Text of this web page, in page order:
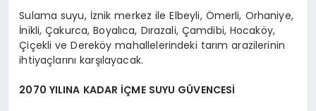
Sulama suyu, İznik merkez ile Elbeyli, Ömerli, Orhaniye,
İnikli, Çakurca, Boyalıca, Dırazali, Çamdibi, Hocaköy,
Çiçekli ve Dereköy mahallelerindeki tarım arazilerinin
ihtiyaçlarını karşılayacak.
2070 YILINA KADAR İÇME SUYU GÜVENCESİ